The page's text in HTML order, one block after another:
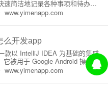
www.yimenapp.com
速简洁地记录各种事项和待办事
醒功能提醒用户进行相应的工
如何使用Android Studio开发一款
么开发app
www.yimenapp.com
款以 IntelliJ IDEA 为基础的集成
它被用于 Google Android 操作系
它提供了用于在 Android 设备上
的工具和库。本文将介绍如何使